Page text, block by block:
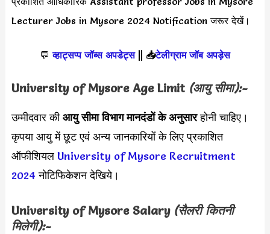
Lecturer Jobs in Mysore 2024 Notification जरूर देखें।
💬 व्हाट्सप्प जॉब्स अपडेट्स|| 📥टेलीग्राम जॉब अपड़ेस
University of Mysore Age Limit (आयु सीमा):-
उम्मीदवार कीआयु सीमा विभाग मानदंडों के अनुसारहोनी चाहिए।
कृपया आयु में छूट एवं अन्य जानकारियों के लिए प्रकाशित
ऑफीशियल University of Mysore Recruitment
2024 नोटिफिकेशन देखिये।
University of Mysore Salary (सैलरी कितनी
मिलेगी):-